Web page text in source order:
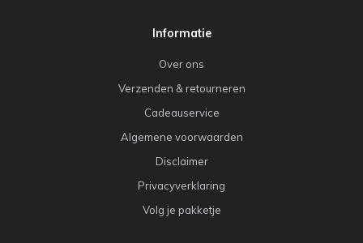
Informatie
Over ons
Verzenden & retourneren
Cadeauservice
Algemene voorwaarden
Disclaimer
Privacyverklaring
Volg je pakketje